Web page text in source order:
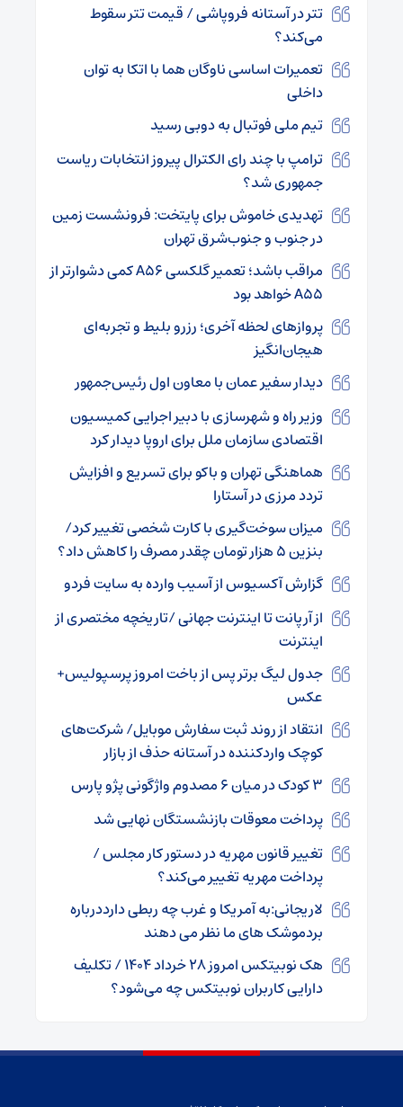
تتر در آستانه فروپاشی / قیمت تتر سقوط
می‌کند؟
تعمیرات اساسی ناوگان هما با اتکا به توان
داخلی
تیم ملی فوتبال به دوبی رسید
ترامپ با چند رای الکترال پیروز انتخابات ریاست
جمهوری شد؟
تهدیدی خاموش برای پایتخت: فرونشست زمین
در جنوب و جنوب‌شرق تهران
مراقب باشد؛ تعمیر گلکسی A۵۶ کمی دشوارتر از
A۵۵ خواهد بود
پروازهای لحظه آخری؛ رزرو بلیط و تجربه‌ای
هیجان‌انگیز
دیدار سفیر عمان با معاون اول رئیس‌جمهور
وزیر راه و شهرسازی با دبیر اجرایی کمیسیون
اقتصادی سازمان ملل برای اروپا دیدار کرد
هماهنگی تهران و باکو برای تسریع و افزایش
تردد مرزی در آستارا
میزان سوخت‌گیری با کارت شخصی تغییر کرد/
بنزین ۵ هزار تومان چقدر مصرف را کاهش داد؟
گزارش آکسیوس از آسیب وارده به سایت فردو
از آرپانت تا اینترنت جهانی /تاریخچه مختصری از
اینترنت
جدول لیگ برتر پس از باخت امروز پرسپولیس+
عکس
انتقاد از روند ثبت سفارش‌ موبایل/ شرکت‌های
کوچک واردکننده در آستانه حذف از بازار
۳ کودک در میان ۶ مصدوم واژگونی پژو پارس
پرداخت معوقات بازنشستگان نهایی شد
تغییر قانون مهریه در دستور کار مجلس /
پرداخت مهریه تغییر می‌کند؟
لاریجانی:به آمریکا و غرب چه ربطی دارددرباره
بردموشک های ما نظر می دهند
هک نوبیتکس امروز ۲۸ خرداد ۱۴۰۴ / تکلیف
دارایی‌ کاربران نوبیتکس چه می‌شود؟